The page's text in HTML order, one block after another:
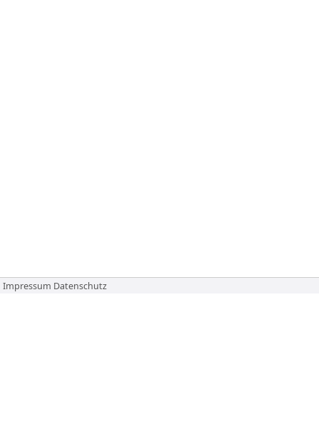
Impressum Datenschutz